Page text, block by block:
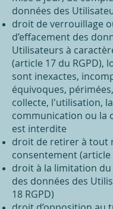
données des
droit de verrouillage
d’effacement des
Utilisateurs à
(article 17 du RGPD),
sont inexactes,
équivoques,
collecte, l'utilisation, la
communication ou la
est interdite
droit de retirer à tout
consentement (article
droit à la limitation
des données des
18 RGPD)